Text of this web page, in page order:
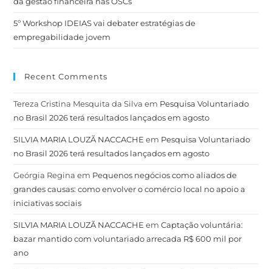
5º Workshop IDEIAS vai debater estratégias de
empregabilidade jovem
Recent Comments
Tereza Cristina Mesquita da Silva em Pesquisa Voluntariado
no Brasil 2026 terá resultados lançados em agosto
SILVIA MARIA LOUZÃ NACCACHE em Pesquisa Voluntariado
no Brasil 2026 terá resultados lançados em agosto
Geórgia Regina em Pequenos negócios como aliados de
grandes causas: como envolver o comércio local no apoio a
iniciativas sociais
SILVIA MARIA LOUZÃ NACCACHE emCaptação voluntária:
bazar mantido com voluntariado arrecada R$ 600 mil por
ano